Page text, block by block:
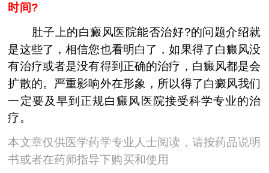
时间?
肚子上的白癜风医院能否治好?的问题介绍就
是这些了，相信您也看明白了，如果得了白癜风没
有治疗或者是没有得到正确的治疗，白癜风都是会
扩散的。严重影响外在形象，所以得了白癜风我们
一定要及早到正规白癜风医院接受科学专业的治
疗。
本文章仅供医学药学专业人士阅读，请按药品说明
书或者在药师指导下购买和使用